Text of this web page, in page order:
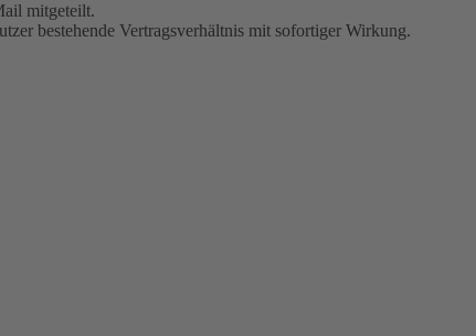
mitgeteilt.
bestehende Vertragsverhältnis mit sofortiger Wirkung.